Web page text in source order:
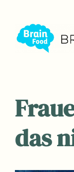
Inhalt
springen
das